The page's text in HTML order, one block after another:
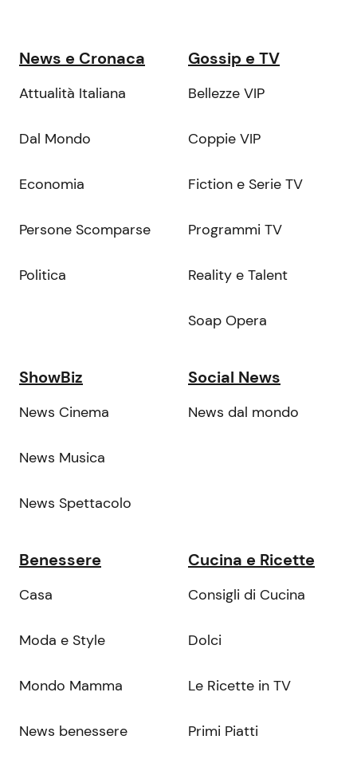
News e Cronaca
Attualità Italiana
Dal Mondo
Economia
Persone Scomparse
Politica
Gossip e TV
Bellezze VIP
Coppie VIP
Fiction e Serie TV
Programmi TV
Reality e Talent
Soap Opera
ShowBiz
News Cinema
News Musica
News Spettacolo
Social News
News dal mondo
Benessere
Casa
Moda e Style
Mondo Mamma
News benessere
Cucina e Ricette
Consigli di Cucina
Dolci
Le Ricette in TV
Primi Piatti